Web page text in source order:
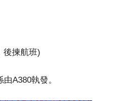
後揀航班)
A380執發。